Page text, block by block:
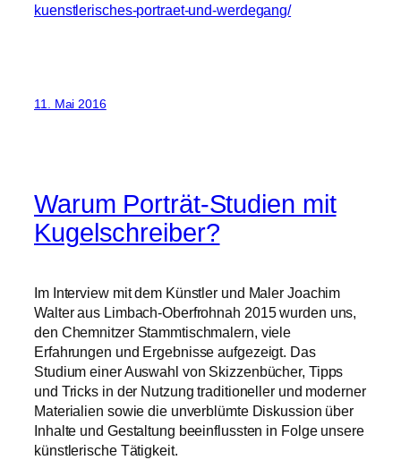
kuenstlerisches-portraet-und-werdegang/
11. Mai 2016
Warum Porträt-Studien mit
Kugelschreiber?
Im Interview mit dem Künstler und Maler Joachim
Walter aus Limbach-Oberfrohnah 2015 wurden uns,
den Chemnitzer Stammtischmalern, viele
Erfahrungen und Ergebnisse aufgezeigt. Das
Studium einer Auswahl von Skizzenbücher, Tipps
und Tricks in der Nutzung traditioneller und moderner
Materialien sowie die unverblümte Diskussion über
Inhalte und Gestaltung beeinflussten in Folge unsere
künstlerische Tätigkeit.